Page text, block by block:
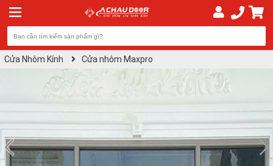
Cửa Nhôm Kính Cửa nhôm Maxpro